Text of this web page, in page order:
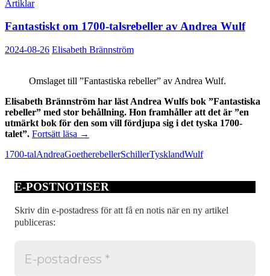
Artiklar
Fantastiskt om 1700-talsrebeller av Andrea Wulf
2024-08-26 Elisabeth Brännström
Omslaget till ”Fantastiska rebeller” av Andrea Wulf.
Elisabeth Brännström har läst Andrea Wulfs bok ”Fantastiska
rebeller” med stor behållning. Hon framhåller att det är ”en
utmärkt bok för den som vill fördjupa sig i det tyska 1700-
talet”. Fortsätt läsa Fantastiskt
1700-
Andrea
→
1700-talAndreaGoetherebellerSchillerTysklandWulf
E-POSTNOTISER
Skriv din e-postadress för att få en notis när en ny artikel
publiceras: